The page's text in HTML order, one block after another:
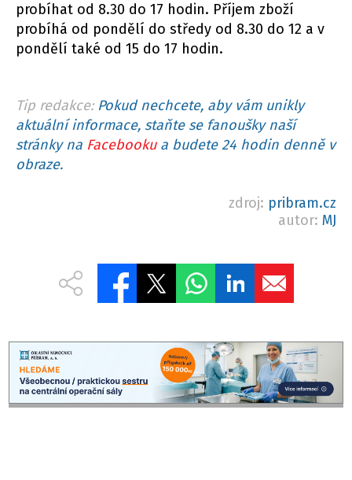
probíhat od 8.30 do 17 hodin. Příjem zboží
probíhá od pondělí do středy od 8.30 do 12 a v
pondělí také od 15 do 17 hodin.
Tip redakce: Pokud nechcete, aby vám unikly
aktuální informace, staňte se fanoušky naší
stránky na Facebookua budete 24 hodin denně v
obraze.
zdroj: pribram.cz
autor: MJ